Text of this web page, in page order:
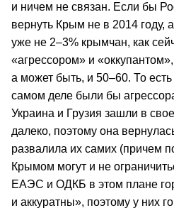
и ничем не связан. Если бы
вернуть Крым не в 2014 году,
уже не 2–3% крымчан, как
«агрессором» и
а может быть, и 50–60. То
самом деле были бы
Украина и Грузия зашли в
далеко, поэтому она
развалила их самих (причем
Крымом могут и не
ЕАЭС и ОДКБ в этом плане
и аккуратны», поэтому у них